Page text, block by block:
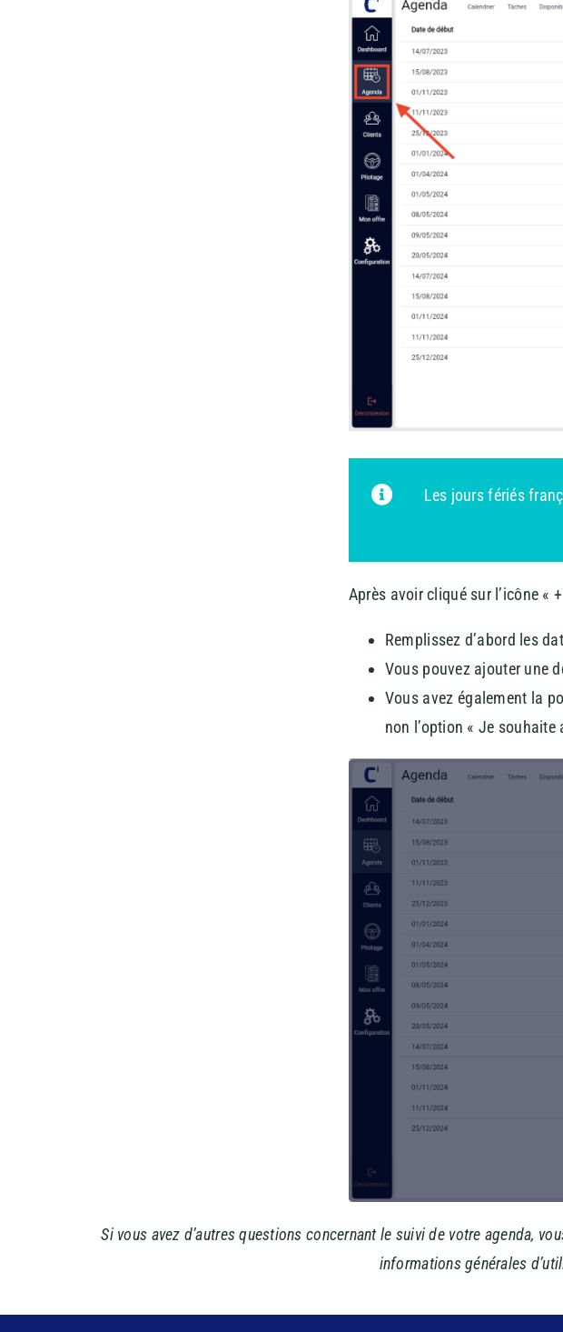
Les jours fériés
Après avoir cliqué sur l’icône «
Remplissez d’abord les
Vous pouvez ajouter une
Vous avez également la
non l’option « Je
Si vous avez d’autres questions concernant le suivi de votre agenda,
informations générales